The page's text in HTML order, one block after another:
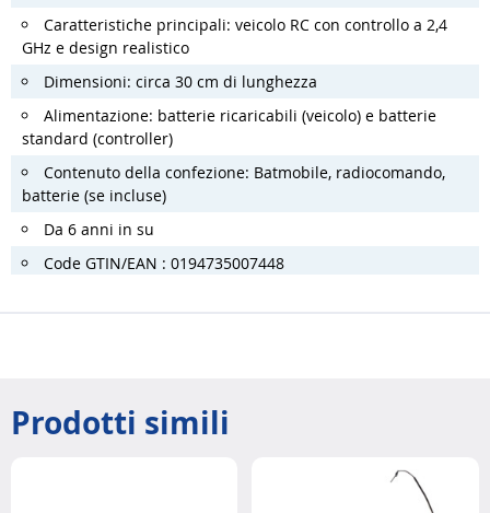
Caratteristiche principali: veicolo RC con controllo a 2,4
GHz e design realistico
Dimensioni: circa 30 cm di lunghezza
Alimentazione: batterie ricaricabili (veicolo) e batterie
standard (controller)
Contenuto della confezione: Batmobile, radiocomando,
batterie (se incluse)
Da 6 anni in su
Code GTIN/EAN : 0194735007448
Prodotti simili